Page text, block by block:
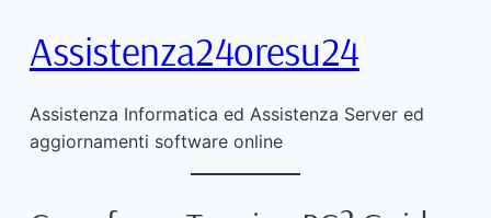
Assistenza24oresu24
Assistenza Informatica ed Assistenza Server ed
aggiornamenti software online